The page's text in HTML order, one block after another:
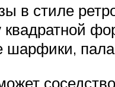
в стиле
шарфики,